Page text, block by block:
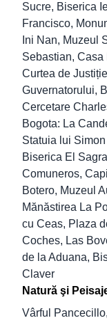
Sucre, Biserica
Francisco,
Ini Nan, Muzeul
Sebastian, Casa
Curtea de
Guvernatorului,
Cercetare
Bogota: La
Statuia lui
Biserica El
Comuneros,
Botero, Muzeul
Mănăstirea La
cu Ceas, Plaza
Coches, Las
de la Aduana,
Claver
Natură şi
Vârful